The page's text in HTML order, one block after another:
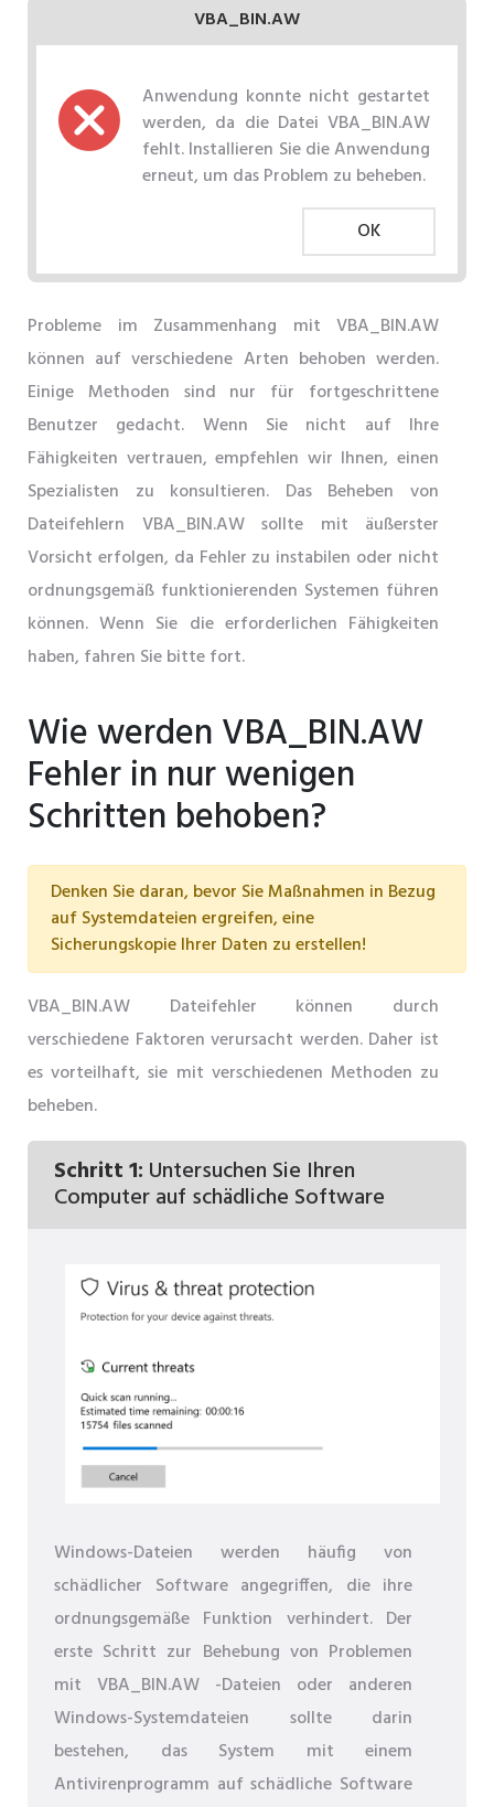
VBA_BIN.AW
Anwendung konnte nicht gestartet
werden, da die Datei VBA_BIN.AW
fehlt. Installieren Sie die Anwendung
erneut, um das Problem zu beheben.
OK
Probleme im Zusammenhang mit VBA_BIN.AW
können auf verschiedene Arten behoben werden.
Einige Methoden sind nur für fortgeschrittene
Benutzer gedacht. Wenn Sie nicht auf Ihre
Fähigkeiten vertrauen, empfehlen wir Ihnen, einen
Spezialisten zu konsultieren. Das Beheben von
Dateifehlern VBA_BIN.AW sollte mit äußerster
Vorsicht erfolgen, da Fehler zu instabilen oder nicht
ordnungsgemäß funktionierenden Systemen führen
können. Wenn Sie die erforderlichen Fähigkeiten
haben, fahren Sie bitte fort.
Wie werden VBA_BIN.AW
Fehler in nur wenigen
Schritten behoben?
Denken Sie daran, bevor Sie Maßnahmen in Bezug
auf Systemdateien ergreifen, eine
Sicherungskopie Ihrer Daten zu erstellen!
VBA_BIN.AW Dateifehler können durch
verschiedene Faktoren verursacht werden. Daher ist
es vorteilhaft, sie mit verschiedenen Methoden zu
beheben.
Schritt 1: Untersuchen Sie Ihren
Computer auf schädliche Software
Windows-Dateien werden häufig von
schädlicher Software angegriffen, die ihre
ordnungsgemäße Funktion verhindert. Der
erste Schritt zur Behebung von Problemen
mit VBA_BIN.AW -Dateien oder anderen
Windows-Systemdateien sollte darin
bestehen, das System mit einem
Antivirenprogramm auf schädliche Software